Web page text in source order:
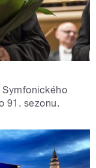
Symfonického
91. sezonu.